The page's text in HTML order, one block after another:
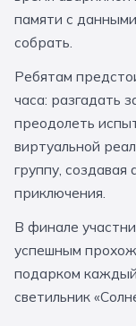
За кулисами
Усадьбы и
Народные
Квесты
🎓 ПО КЛАССАМ
Дошкольники
Начальные
Великий
Рязань
памяти с
собрать.
Ребятам
часа: разгадать
преодолеть
виртуальной
группу, создавая
приключения.
В финале
успешным
подарком
светильник